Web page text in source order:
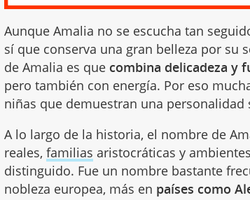
Aunque Amalia no se escucha tan
sí que conserva una gran belleza por su
de Amalia es que combina delicadeza y
pero también con energía. Por eso
niñas que demuestran una personalidad
A lo largo de la historia, el nombre de
reales,familias aristocráticas y
distinguido. Fue un nombre bastante
nobleza europea, más en países como